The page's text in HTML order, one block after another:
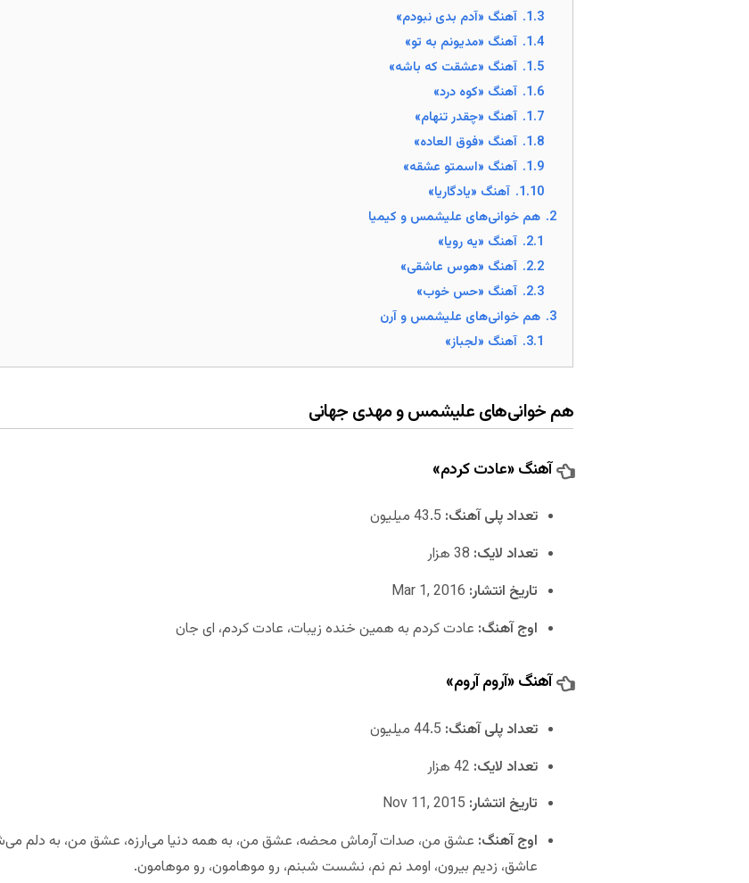
1.3. آهنگ «آدم بدی نبودم»
1.4. آهنگ «مدیونم به تو»
1.5. آهنگ «عشقت که باشه»
1.6. آهنگ «کوه درد»
1.7. آهنگ «چقدر تنهام»
1.8. آهنگ «فوق العاده»
1.9. آهنگ «اسمتو عشقه»
1.10. آهنگ «یادگاریا»
2. هم خوانی‌های علیشمس و کیمیا
2.1. آهنگ «یه رویا»
2.2. آهنگ «هوس عاشقی»
2.3. آهنگ «حس خوب»
3. هم خوانی‌های علیشمس و آرن
3.1. آهنگ «لجباز»
هم خوانی‌های علیشمس و مهدی جهانی
آهنگ «عادت کردم»
تعداد پلی آهنگ:
تعداد لایک:
تاریخ انتشار:
اوج آهنگ: عادت کردم به همین خنده زیبات، عادت کردم، ای جان
آهنگ «آروم آروم»
تعداد پلی آهنگ:
تعداد لایک:
تاریخ انتشار:
اوج آهنگ: عشق من، صدات آرماش محضه، عشق من، به همه دنیا می‌ارزه، عشق من، به دلم
عاشق، زدیم بیرون، اومد نم نم، نشست شبنم، رو موهامون، رو موهامون.